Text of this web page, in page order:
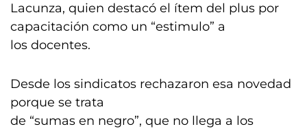
Lacunza, quien destacó el ítem del plus por
capacitación como un “estimulo” a
los docentes.
Desde los sindicatos rechazaron esa novedad
porque se trata
de “sumas en negro”, que no llega a los